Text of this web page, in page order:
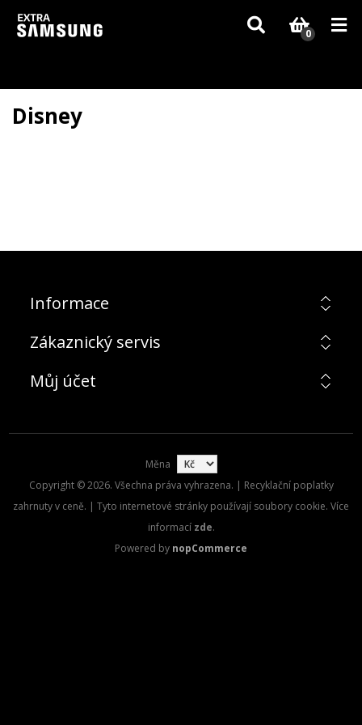
Vzhledem k aktuální situaci se může dodání dílů, které nejsou skladem,
zpozdit. Děkujeme za pochopení.
0
Disney
Informace
Zákaznický servis
Můj účet
Měna
Copyright © 2026. Všechna práva vyhrazena. | Recyklační poplatky
zahrnuty v ceně. | Tyto internetové stránky používají soubory cookie. Více
informací zde.
Powered by nopCommerce